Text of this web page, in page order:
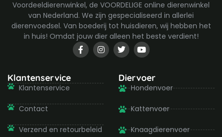
Voordeeldierenwinkel, de VOORDELIGE online dierenwinkel
van Nederland. We zijn gespecialiseerd in allerlei
dierenvoedsel. Van boederij tot huisdieren, wij hebben het
in huis! Omdat jouw dier alleen het beste verdient!
F
a
c
o
I
n
s
g
T
w
i
t
e
r
Y
o
u
u
b
e
Klantenservice
Klantenservice
Contact
Verzend en retourbeleid
Diervoer
Hondenvoer
Kattenvoer
Knaagdierenvoer